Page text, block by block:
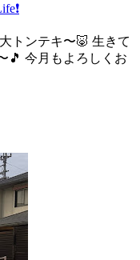
トンテキ〜🐷 生きて
🎵 今月もよろしくお